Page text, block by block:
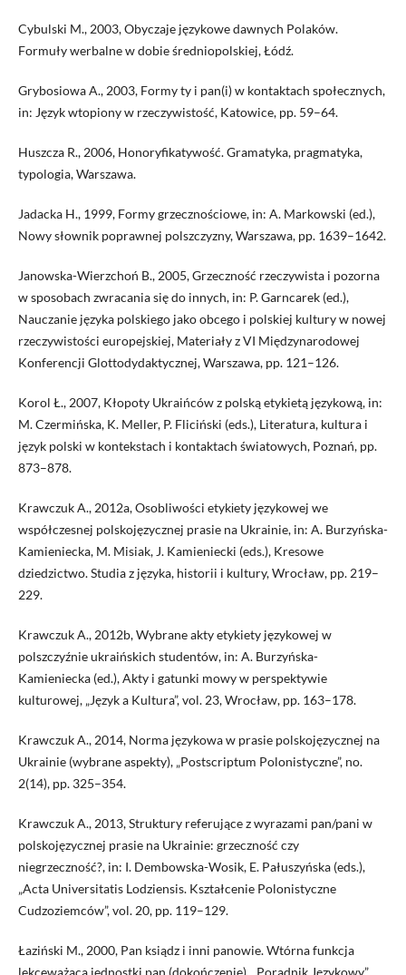
Cybulski M., 2003, Obyczaje językowe dawnych Polaków.
Formuły werbalne w dobie średniopolskiej, Łódź.
Grybosiowa A., 2003, Formy ty i pan(i) w kontaktach społecznych,
in: Język wtopiony w rzeczywistość, Katowice, pp. 59–64.
Huszcza R., 2006, Honoryfikatywość. Gramatyka, pragmatyka,
typologia, Warszawa.
Jadacka H., 1999, Formy grzecznościowe, in: A. Markowski (ed.),
Nowy słownik poprawnej polszczyzny, Warszawa, pp. 1639–1642.
Janowska-Wierzchoń B., 2005, Grzeczność rzeczywista i pozorna
w sposobach zwracania się do innych, in: P. Garncarek (ed.),
Nauczanie języka polskiego jako obcego i polskiej kultury w nowej
rzeczywistości europejskiej, Materiały z VI Międzynarodowej
Konferencji Glottodydaktycznej, Warszawa, pp. 121–126.
Korol Ł., 2007, Kłopoty Ukraińców z polską etykietą językową, in:
M. Czermińska, K. Meller, P. Fliciński (eds.), Literatura, kultura i
język polski w kontekstach i kontaktach światowych, Poznań, pp.
873–878.
Krawczuk A., 2012a, Osobliwości etykіety językowej we
współczesnej polskojęzycznej prasie na Ukrainie, in: A. Burzyńska-
Kamieniecka, M. Misiak, J. Kamieniecki (eds.), Kresowe
dziedzictwo. Studia z języka, historii i kultury, Wrocław, pp. 219–
229.
Krawczuk A., 2012b, Wybrane akty etykiety językowej w
polszczyźnie ukraińskich studentów, in: A. Burzyńska-
Kamieniecka (ed.), Akty i gatunki mowy w perspektywie
kulturowej, „Język a Kultura”, vol. 23, Wrocław, pp. 163–178.
Krawczuk A., 2014, Norma językowa w prasie polskojęzycznej na
Ukrainie (wybrane aspekty), „Postscriptum Polonistyczne”, no.
2(14), pp. 325–354.
Krawczuk A., 2013, Struktury referujące z wyrazami pan/pani w
polskojęzycznej prasie na Ukrainie: grzeczność czy
niegrzeczność?, in: I. Dembowska-Wosik, E. Pałuszyńska (eds.),
„Acta Universitatis Lodziensis. Kształcenie Polonistyczne
Cudzoziemców”, vol. 20, pp. 119–129.
Łaziński M., 2000, Pan ksiądz i inni panowie. Wtórna funkcja
lekceważąca jednostki pan (dokończenie), „Poradnik Językowy”,